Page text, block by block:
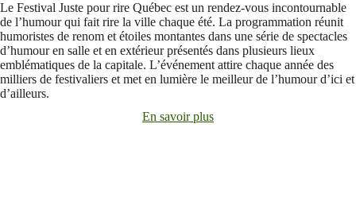
Le Festival Juste pour rire Québec est un rendez-vous incontournable
de l’humour qui fait rire la ville chaque été. La programmation réunit
humoristes de renom et étoiles montantes dans une série de spectacles
d’humour en salle et en extérieur présentés dans plusieurs lieux
emblématiques de la capitale. L’événement attire chaque année des
milliers de festivaliers et met en lumière le meilleur de l’humour d’ici et
d’ailleurs.
En savoir plus